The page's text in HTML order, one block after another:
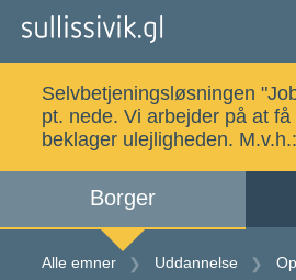
Alle emner
Selvbetjeningsløsningen
pt. nede. Vi arbejder på at
beklager ulejligheden. M.v.h.:
Borger
Alle emner Uddannelse